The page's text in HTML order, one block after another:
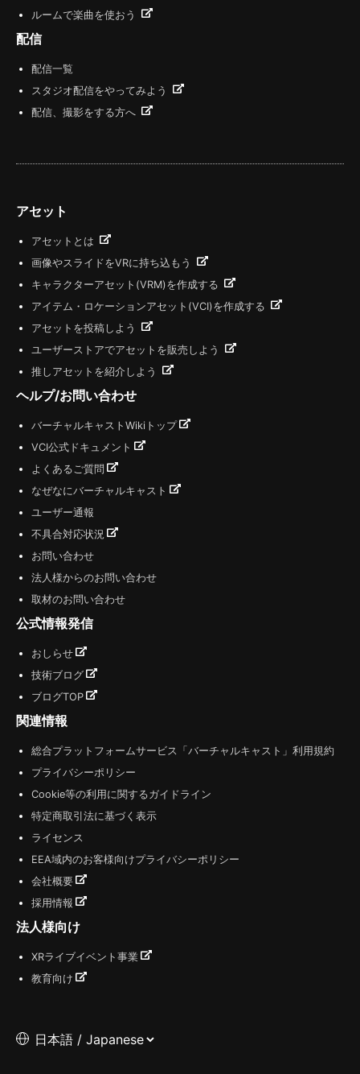
ルームで楽曲を使おう
配信
配信一覧
スタジオ配信をやってみよう
配信、撮影をする方へ
アセット
アセットとは
画像やスライドをVRに持ち込もう
キャラクターアセット(VRM)を作成する
アイテム・ロケーションアセット(VCI)を作成する
アセットを投稿しよう
ユーザーストアでアセットを販売しよう
推しアセットを紹介しよう
ヘルプ/お問い合わせ
バーチャルキャストWikiトップ
VCI公式ドキュメント
よくあるご質問
なぜなにバーチャルキャスト
ユーザー通報
不具合対応状況
お問い合わせ
法人様からのお問い合わせ
取材のお問い合わせ
公式情報発信
おしらせ
技術ブログ
ブログTOP
関連情報
総合プラットフォームサービス「バーチャルキャスト」利用規約
プライバシーポリシー
Cookie等の利用に関するガイドライン
特定商取引法に基づく表示
ライセンス
EEA域内のお客様向けプライバシーポリシー
会社概要
採用情報
法人様向け
XRライブイベント事業
教育向け